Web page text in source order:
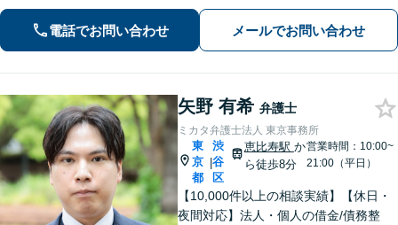
ワークトラブルに注力】
電話でお問い合わせ メールでお問い合わせ
矢野 有希 弁護士
ミカタ弁護士法人 東京事務所
東
京
都
|
渋
谷
区
恵比寿駅 か
ら徒歩8分
営業時間：10:00~
21:00（平日）
【10,000件以上の相談実績】【休日・
夜間対応】法人・個人の借金/債務整